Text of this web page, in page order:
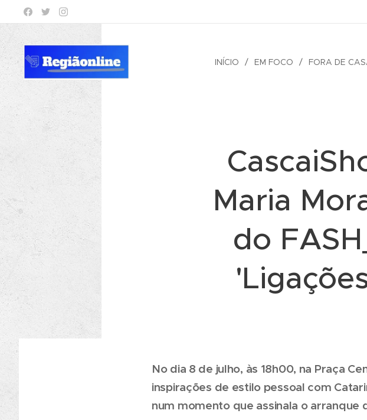
INÍCIO EM FOCO FORA DE
Maria
do
No dia 8 de julho, às 18h00, na Praça
inspirações de estilo pessoal com
num momento que assinala o